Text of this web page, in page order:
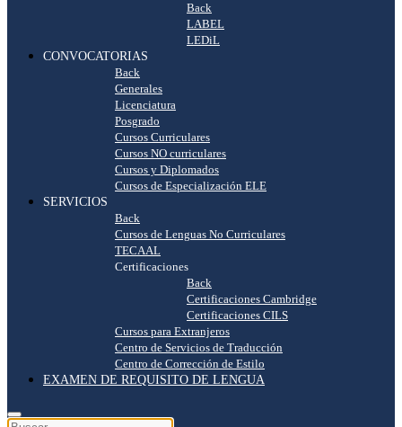
Back
LABEL
LEDiL
CONVOCATORIAS
Back
Generales
Licenciatura
Posgrado
Cursos Curriculares
Cursos NO curriculares
Cursos y Diplomados
Cursos de Especialización ELE
SERVICIOS
Back
Cursos de Lenguas No Curriculares
TECAAL
Certificaciones
Back
Certificaciones Cambridge
Certificaciones CILS
Cursos para Extranjeros
Centro de Servicios de Traducción
Centro de Corrección de Estilo
EXAMEN DE REQUISITO DE LENGUA